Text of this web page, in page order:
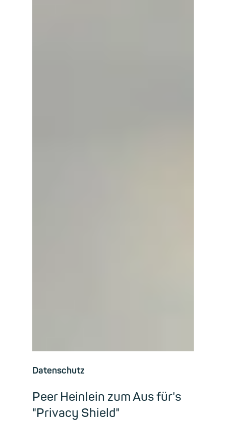
Datenschutz
Peer Heinlein zum Aus für's
"Privacy Shield"